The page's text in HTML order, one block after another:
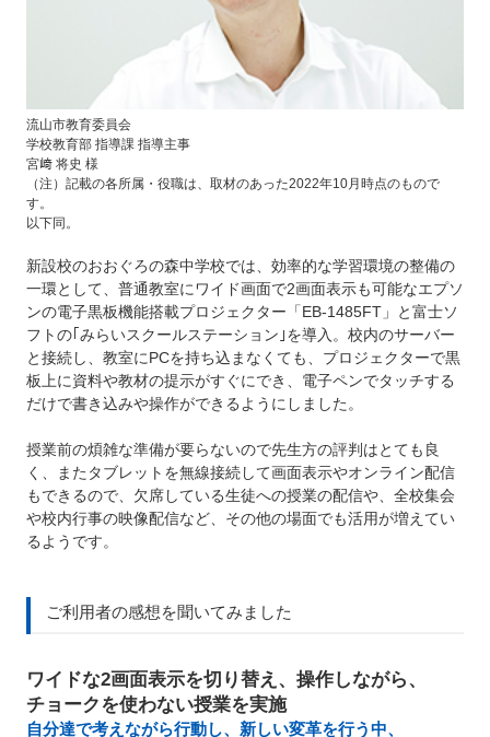
流山市教育委員会
学校教育部 指導課 指導主事
宮﨑 将史 様
（注）記載の各所属・役職は、取材のあった2022年10月時点のもので
す。
以下同。
新設校のおおぐろの森中学校では、効率的な学習環境の整備の
一環として、普通教室にワイド画面で2画面表示も可能なエプソ
ンの電子黒板機能搭載プロジェクター「EB-1485FT」と富士ソ
フトの｢みらいスクールステーション｣を導入。校内のサーバー
と接続し、教室にPCを持ち込まなくても、プロジェクターで黒
板上に資料や教材の提示がすぐにでき、電子ペンでタッチする
だけで書き込みや操作ができるようにしました。
授業前の煩雑な準備が要らないので先生方の評判はとても良
く、またタブレットを無線接続して画面表示やオンライン配信
もできるので、欠席している生徒への授業の配信や、全校集会
や校内行事の映像配信など、その他の場面でも活用が増えてい
るようです。
ご利用者の感想を聞いてみました
ワイドな2画面表示を切り替え、操作しながら、
チョークを使わない授業を実施
自分達で考えながら行動し、新しい変革を行う中、